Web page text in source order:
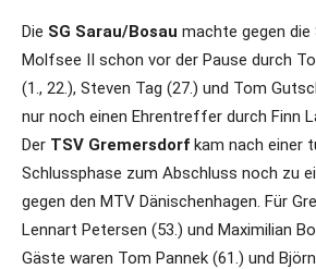
Die SG Sarau/Bosau machte gegen die
Molfsee II schon vor der Pause durch
(1., 22.), Steven Tag (27.) und Tom
nur noch einen Ehrentreffer durch Finn
Der TSV Gremersdorf kam nach einer
Schlussphase zum Abschluss noch zu
gegen den MTV Dänischenhagen. Für
Lennart Petersen (53.) und Maximilian
Gäste waren Tom Pannek (61.) und